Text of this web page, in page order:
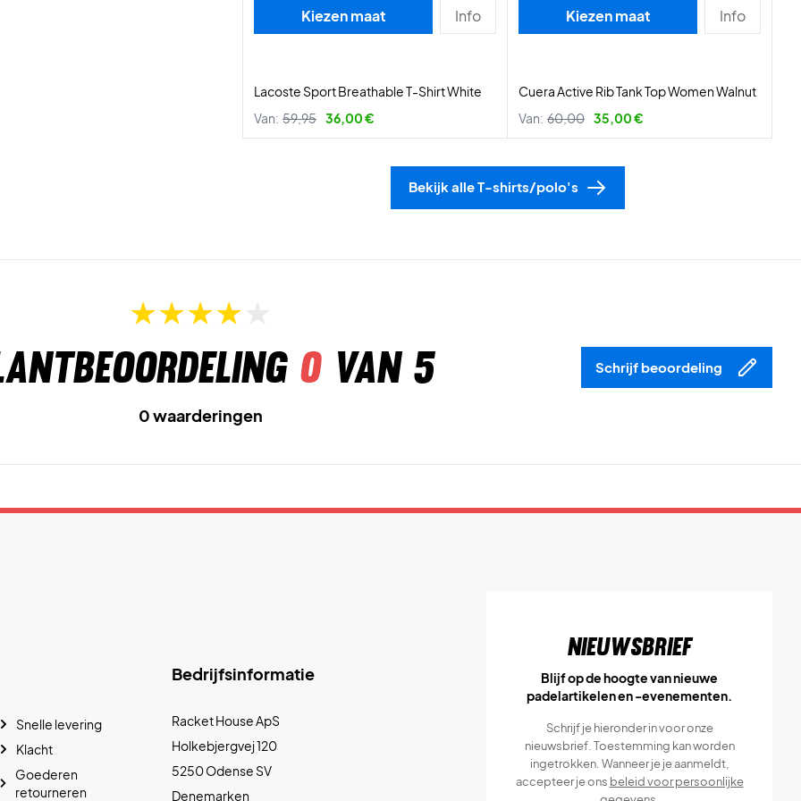
Kiezen maat Info
Lacoste Sport Breathable T-Shirt White
Van: 59,95 36,00 €
Kiezen maat Info
Cuera Active Rib Tank Top Women Walnut
Van: 60,00 35,00 €
Bekijk alle T-shirts/polo's
0van 5 Schrijf beoordeling
0 waarderingen
Bedrijfsinformatie
Racket House ApS
Holkebjergvej 120
5250 Odense SV
Denemarken
Snelle levering
Klacht
Goederen
retourneren
Nieuwsbrief
Blijf op de hoogte van nieuwe
padelartikelen en -evenementen.
Schrijf je hieronder in voor onze
nieuwsbrief. Toestemming kan worden
ingetrokken. Wanneer je je aanmeldt,
accepteer je ons beleid voor persoonlijke